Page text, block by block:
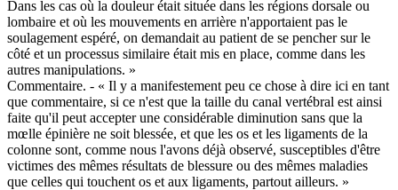
Dans les cas où la douleur était située dans les régions dorsale ou
lombaire et où les mouvements en arrière n'apportaient pas le
soulagement espéré, on demandait au patient de se pencher sur le
côté et un processus similaire était mis en place, comme dans les
autres manipulations. »
Commentaire. - « Il y a manifestement peu ce chose à dire ici en tant
que commentaire, si ce n'est que la taille du canal vertébral est ainsi
faite qu'il peut accepter une considérable diminution sans que la
mœlle épinière ne soit blessée, et que les os et les ligaments de la
colonne sont, comme nous l'avons déjà observé, susceptibles d'être
victimes des mêmes résultats de blessure ou des mêmes maladies
que celles qui touchent os et aux ligaments, partout ailleurs. »